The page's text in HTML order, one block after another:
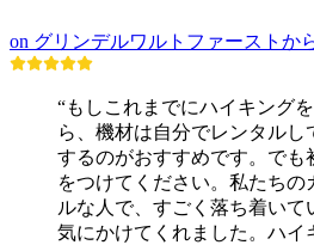
on グリンデルワルトファーストか
“もしこれまでにハイキング
ら、機材は自分でレンタルし
するのがおすすめです。でも
をつけてください。私たちの
ルな人で、すごく落ち着いて
気にかけてくれました。ハイ